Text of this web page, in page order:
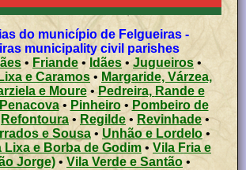
do município de Felgueiras -
municipality civil parishes
• Friande• Idães • Jugueiros •
e Caramos • Margaride, Várzea,
e Moure• Pedreira, Rande e
Penacova• Pinheiro•Pombeiro de
Refontoura• Regilde • Revinhade•
e Sousa • Unhão e Lordelo•
Lixa e Borba de Godim •Vila Fria e
Jorge) • Vila Verde e Santão •